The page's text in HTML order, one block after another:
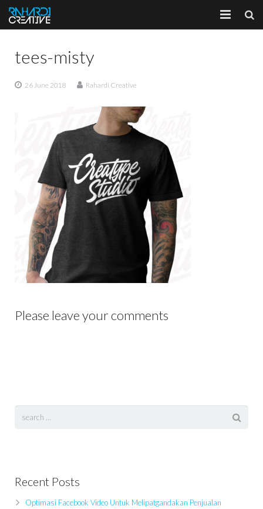
tees-misty
26 June 2018 Rahardi Creative
Please leave your comments
Recent Posts
Optimasi Facebook Video Untuk Melipatgandakan Penjualan